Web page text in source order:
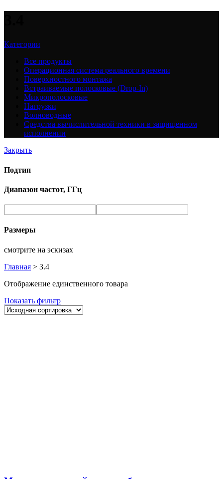
Категории
Все продукты
Операционная система реального времени
Поверхностного монтажа
Встраиваемые полосковые (Drop-In)
Микрополосковые
Нагрузки
Волноводные
Средства вычислительной техники в защищенном
исполнении
Закрыть
Подтип
Диапазон частот, ГГц
Размеры
смотрите на эскизах
Главная > 3.4
Отображение единственного товара
Показать фильтр